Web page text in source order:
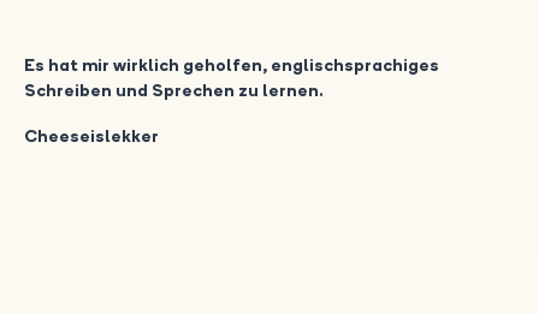
Es hat mir wirklich geholfen, englischsprachiges
Schreiben und Sprechen zu lernen.
Cheeseislekker